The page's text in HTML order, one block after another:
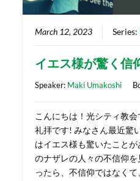
March 12, 2023 Series:
イエス様が驚く信
Speaker: Maki Umakoshi
こんにちは！光シティ教
礼拝です! みなさん最近驚
はイエス様も驚いたこと
のナザレの人々の不信仰
ったら、不信仰ではなく